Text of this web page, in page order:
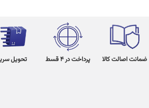
ضمانت اصالت کالا پرداخت در 4 قسط تحویل